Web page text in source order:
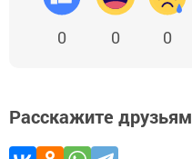
0 0 0
Расскажите друзьям